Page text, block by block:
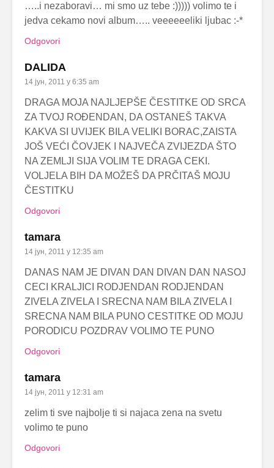
…..i nezaboravi… mi smo uz tebe :))))) volimo te i
jedva cekamo novi album….. veeeeeeliki ljubac :-*
Odgovori
DALIDA
14 јун, 2011 у 6:35 am
DRAGA MOJA NAJLJEPŠE ČESTITKE OD SRCA
ZA TVOJ ROĐENDAN, DA OSTANEŠ TAKVA
KAKVA SI UVIJEK BILA VELIKI BORAC,ZAISTA
JOŠ VEĆI ČOVJEK I NAJVEČA ZVIJEZDA ŠTO
NA ZEMLJI SIJA VOLIM TE DRAGA CEKI.
VOLJELA BIH DA MOŽEŠ DA PRČITAŠ MOJU
ČESTITKU
Odgovori
tamara
14 јун, 2011 у 12:35 am
DANAS NAM JE DIVAN DAN DIVAN DAN NASOJ
CECI KRALJICI RODJENDAN RODJENDAN
ZIVELA ZIVELA I SRECNA NAM BILA ZIVELA I
SRECNA NAM BILA PUNO CESTITKE OD MOJU
PORODICU POZDRAV VOLIMO TE PUNO
Odgovori
tamara
14 јун, 2011 у 12:31 am
zelim ti sve najbolje ti si najaca zena na svetu
volimo te puno
Odgovori